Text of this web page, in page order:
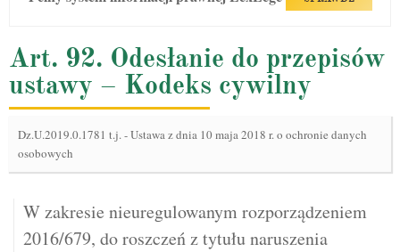
Art. 92. Odesłanie do przepisów
ustawy – Kodeks cywilny
Dz.U.2019.0.1781 t.j.-Ustawa z dnia 10 maja 2018 r. o ochronie danych
osobowych
W zakresie nieuregulowanym rozporządzeniem
2016/679, do roszczeń z tytułu naruszenia